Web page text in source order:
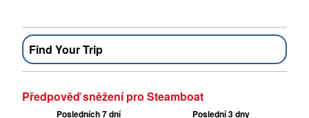
Find Your Trip
Předpověď sněžení pro Steamboat
Posledních 7 dní Poslední 3 dny